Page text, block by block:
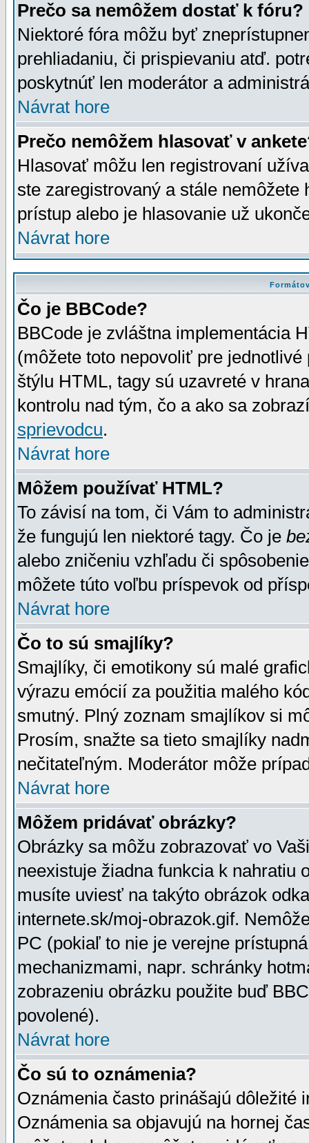
Prečo sa nemôžem dostať k fóru?
Niektoré fóra môžu byť
prehliadaniu, či prispievaniu atď.
poskytnúť len moderátor a
Návrat hore
Prečo nemôžem hlasovať v
Hlasovať môžu len registrovaní
ste zaregistrovaný a stále
prístup alebo je hlasovanie už
Návrat hore
Čo je BBCode?
BBCode je zvláštna implementácia
(môžete toto nepovoliť pre
štýlu HTML, tagy sú uzavreté v
kontrolu nad tým, čo a ako sa
sprievodcu.
Návrat hore
Môžem používať HTML?
To závisí na tom, či Vám to
že fungujú len niektoré tagy. Čo je
alebo zničeniu vzhľadu či
môžete túto voľbu príspevok od
Návrat hore
Čo to sú smajlíky?
Smajlíky, či emotikony sú malé
výrazu emócií za použitia malého
smutný. Plný zoznam smajlíkov si
Prosím, snažte sa tieto smajlíky
nečitateľným. Moderátor môže
Návrat hore
Môžem pridávať obrázky?
Obrázky sa môžu zobrazovať vo
neexistuje žiadna funkcia k nahratiu
musíte uviesť na takýto obrázok
internete.sk/moj-obrazok.gif.
PC (pokiaľ to nie je verejne
mechanizmami, napr. schránky
zobrazeniu obrázku použite buď
povolené).
Návrat hore
Čo sú to oznámenia?
Oznámenia často prinášajú dôležité
Oznámenia sa objavujú na hornej